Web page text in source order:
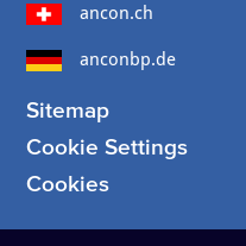
ancon.ch
anconbp.de
Sitemap
Cookie Settings
Cookies